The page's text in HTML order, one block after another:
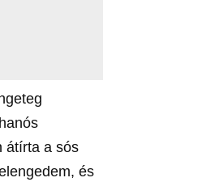
átírta a sós
és